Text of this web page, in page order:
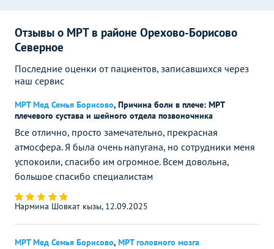
Отзывы о МРТ в районе Орехово-Борисово
Северное
Последние оценки от пациентов, записавшихся через
наш сервис
МРТ Мед Семья Борисово, Причина боли в плече: МРТ
плечевого сустава и шейного отдела позвоночника
Все отлично, просто замечательно, прекрасная
атмосфера. Я была очень напугана, но сотрудники меня
успокоили, спасибо им огромное. Всем довольна,
большое спасибо специалистам
Нармина Шовкат кызы, 12.09.2025
МРТ Мед Семья Борисово, МРТ головного мозга